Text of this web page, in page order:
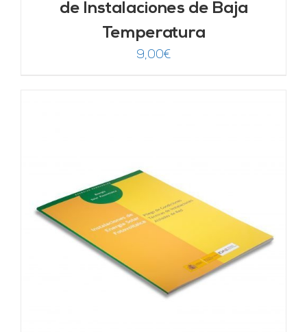
de Instalaciones de Baja
Temperatura
9,00€